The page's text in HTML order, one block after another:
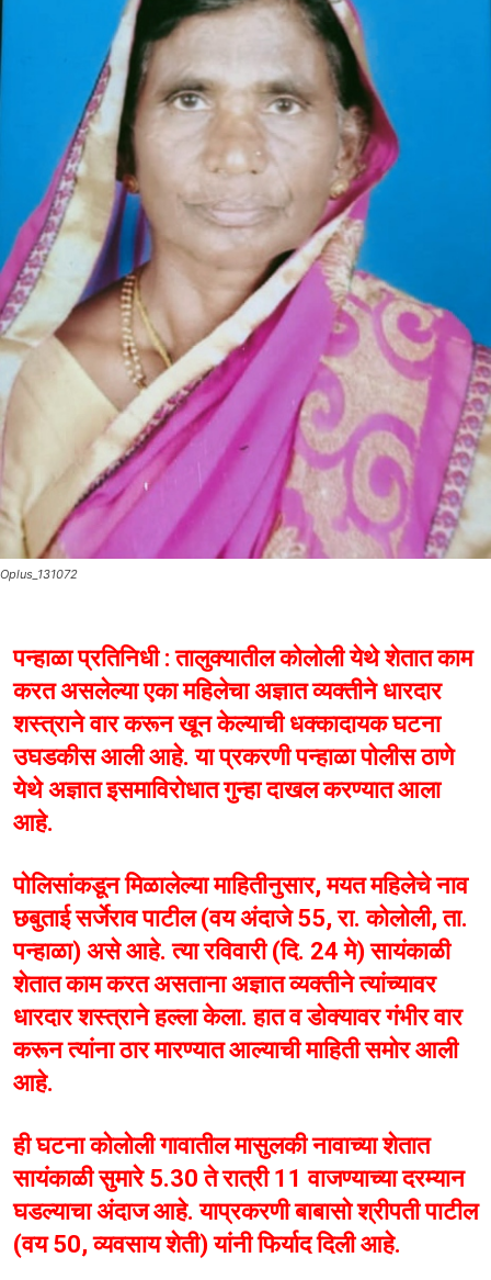
Oplus_131072
पन्हाळा प्रतिनिधी : तालुक्यातील कोलोली येथे शेतात काम
करत असलेल्या एका महिलेचा अज्ञात व्यक्तीने धारदार
शस्त्राने वार करून खून केल्याची धक्कादायक घटना
उघडकीस आली आहे. या प्रकरणी पन्हाळा पोलीस ठाणे
येथे अज्ञात इसमाविरोधात गुन्हा दाखल करण्यात आला
आहे.
पोलिसांकडून मिळालेल्या माहितीनुसार, मयत महिलेचे नाव
छबुताई सर्जेराव पाटील (वय अंदाजे 55, रा. कोलोली, ता.
पन्हाळा) असे आहे. त्या रविवारी (दि. 24 मे) सायंकाळी
शेतात काम करत असताना अज्ञात व्यक्तीने त्यांच्यावर
धारदार शस्त्राने हल्ला केला. हात व डोक्यावर गंभीर वार
करून त्यांना ठार मारण्यात आल्याची माहिती समोर आली
आहे.
ही घटना कोलोली गावातील मासुलकी नावाच्या शेतात
सायंकाळी सुमारे 5.30 ते रात्री 11 वाजण्याच्या दरम्यान
घडल्याचा अंदाज आहे. याप्रकरणी बाबासो श्रीपती पाटील
(वय 50, व्यवसाय शेती) यांनी फिर्याद दिली आहे.